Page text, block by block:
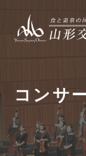
コンサ